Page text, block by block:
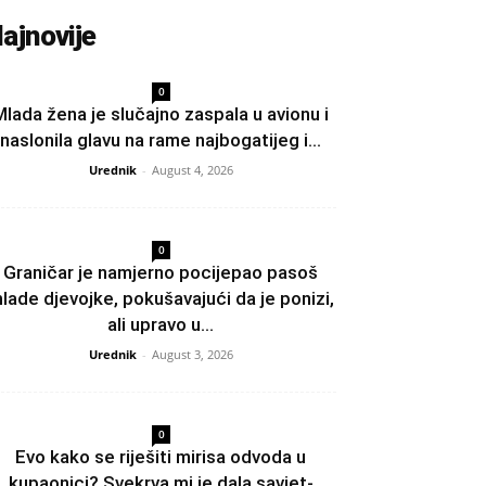
0
žena je slučajno zaspala u avionu i
naslonila glavu na rame najbogatijeg i...
Urednik - August 4, 2026
0
Graničar je namjerno pocijepao pasoš
djevojke, pokušavajući da je ponizi,
ali upravo u...
Urednik - August 3, 2026
0
Evo kako se riješiti mirisa odvoda u